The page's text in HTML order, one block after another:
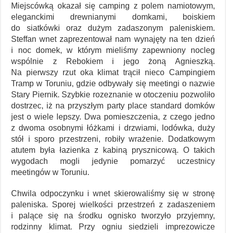
Miejscówką okazał się camping z polem namiotowym,
eleganckimi drewnianymi domkami, boiskiem
do siatkówki oraz dużym zadaszonym paleniskiem.
Steffan wnet zaprezentował nam wynajęty na ten dzień
i noc domek, w którym mieliśmy zapewniony nocleg
wspólnie z Rebokiem i jego żoną Agnieszką.
Na pierwszy rzut oka klimat trącił nieco Campingiem
Tramp w Toruniu, gdzie odbywały się meetingi o nazwie
Stary Piernik. Szybkie rozeznanie w otoczeniu pozwoliło
dostrzec, iż na przyszłym party place standard domków
jest o wiele lepszy. Dwa pomieszczenia, z czego jedno
z dwoma osobnymi łóżkami i drzwiami, lodówka, duży
stół i sporo przestrzeni, robiły wrażenie. Dodatkowym
atutem była łazienka z kabiną prysznicową. O takich
wygodach mogli jedynie pomarzyć uczestnicy
meetingów w Toruniu.
Chwila odpoczynku i wnet skierowaliśmy się w stronę
paleniska. Sporej wielkości przestrzeń z zadaszeniem
i palące się na środku ognisko tworzyło przyjemny,
rodzinny klimat. Przy ogniu siedzieli imprezowicze